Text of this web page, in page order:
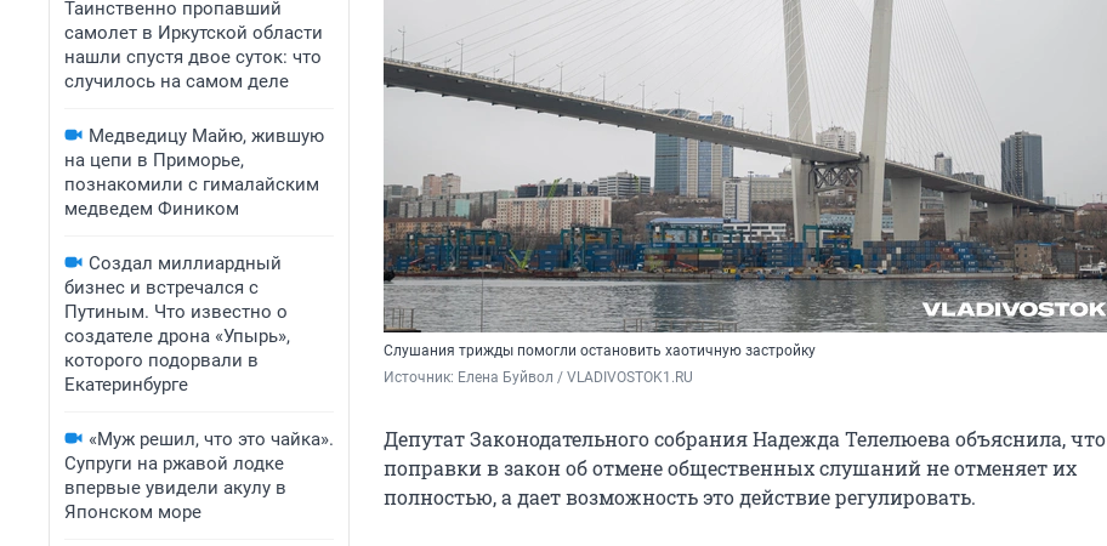
Таинственно пропавший
самолет в Иркутской области
нашли спустя двое суток: что
случилось на самом деле
Медведицу Майю, жившую
на цепи в Приморье,
познакомили с гималайским
медведем Фиником
Создал миллиардный
бизнес и встречался с
Путиным. Что известно о
создателе дрона «Упырь»,
которого подорвали в
Екатеринбурге
«Муж решил, что это чайка».
Супруги на ржавой лодке
впервые увидели акулу в
Японском море
Слушания трижды помогли остановить хаотичную застройку
Источник: Елена Буйвол / VLADIVOSTOK1.RU
Депутат Законодательного собрания Надежда Телелюева объяснила, что
поправки в закон об отмене общественных слушаний не отменяет их
полностью, а дает возможность это действие регулировать.